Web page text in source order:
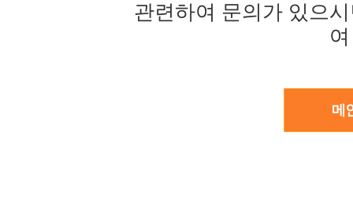
관련하여 문의가 있으
메